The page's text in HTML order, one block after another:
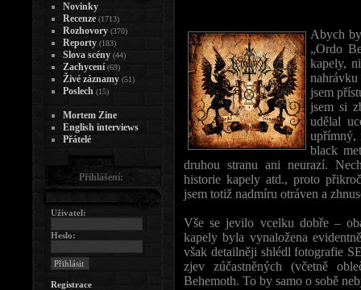
Abych
„Ordo
kapely,
jsem
jsem si
udělal
upřímný,
black
druhou stranu ani neurazí.
historie kapely atd., proto
jsem totiž nadmíru otráven a
Vše se jevilo vcelku dobře –
kapely byla vynaložena
však detailněji shlédl fotografie
zjev zúčastněných (včetně
Behemoth. To by samo o sobě
Novinky
Recenze (1713)
Rozhovory (370)
Reporty (183)
Slova scény (44)
Zachycení (69)
Živé záznamy (51)
Poslech (15)
Mortem Zine
English interviews
Přátelé
Přihlášení:
Uživatel:
Heslo:
Registrace